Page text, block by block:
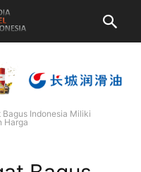
Indonesia Miliki
Harga